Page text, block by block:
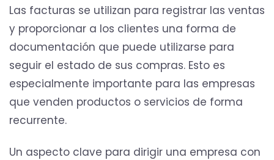
Las facturas se utilizan para registrar las ventas
y proporcionar a los clientes una forma de
documentación que puede utilizarse para
seguir el estado de sus compras. Esto es
especialmente importante para las empresas
que venden productos o servicios de forma
recurrente.
Un aspecto clave para dirigir una empresa con